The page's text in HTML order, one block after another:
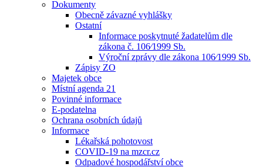
Dokumenty
Obecně závazné vyhlášky
Ostatní
Informace poskytnuté žadatelům dle
zákona č. 106⁄1999 Sb.
Výroční zprávy dle zákona 106⁄1999 Sb.
Zápisy ZO
Majetek obce
Místní agenda 21
Povinné informace
E-podatelna
Ochrana osobních údajů
Informace
Lékařská pohotovost
COVID-19 na mzcr.cz
Odpadové hospodářství obce